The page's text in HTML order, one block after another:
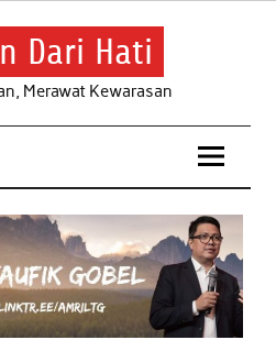
Dari Hati
Merawat Kewarasan